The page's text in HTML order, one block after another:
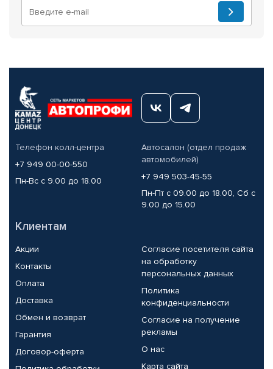
Телефон колл-центра
+7 949 00-00-550
Пн-Вс с 9.00 до 18.00
Автосалон (отдел продаж
автомобилей)
+7 949 503-45-55
Пн-Пт с 09.00 до 18.00, Сб с
9.00 до 15.00
Клиентам
Акции
Контакты
Оплата
Доставка
Обмен и возврат
Гарантия
Договор-оферта
Согласие посетителя сайта
на обработку
персональных данных
Политика
конфиденциальности
Согласие на получение
рекламы
О нас
Карта сайта